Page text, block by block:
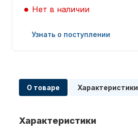
Запчасти для ПЛМ
Нет в наличии
Узнать о поступлении
О товаре Характеристики
Характеристики